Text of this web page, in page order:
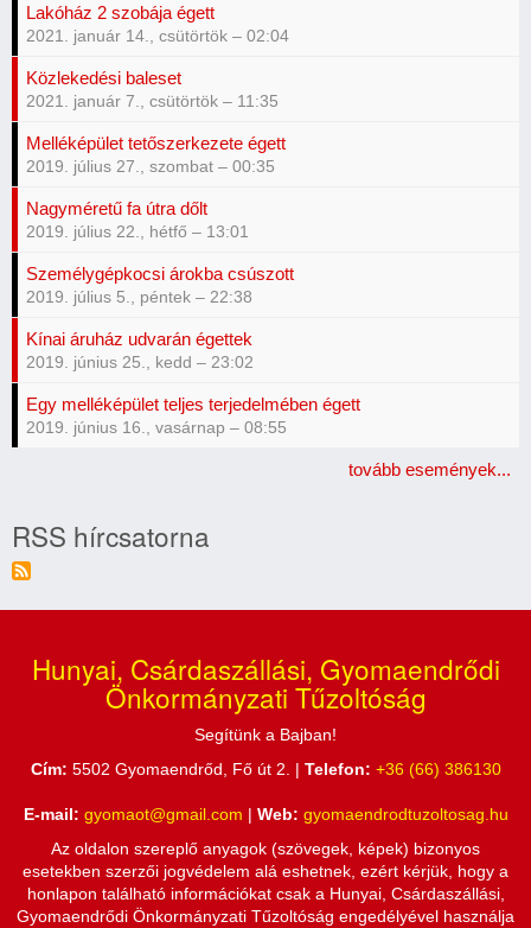
Lakóház 2 szobája égett
2021. január 14., csütörtök – 02:04
Közlekedési baleset
2021. január 7., csütörtök – 11:35
Melléképület tetőszerkezete égett
2019. július 27., szombat – 00:35
Nagyméretű fa útra dőlt
2019. július 22., hétfő – 13:01
Személygépkocsi árokba csúszott
2019. július 5., péntek – 22:38
Kínai áruház udvarán égettek
2019. június 25., kedd – 23:02
Egy melléképület teljes terjedelmében égett
2019. június 16., vasárnap – 08:55
tovább események...
RSS hírcsatorna
Hunyai, Csárdaszállási, Gyomaendrődi
Önkormányzati Tűzoltóság
Segítünk a Bajban!
Cím: 5502 Gyomaendrőd, Fő út 2. | Telefon: +36 (66) 386130
E-mail: gyomaot@gmail.com Web: gyomaendrodtuzoltosag.hu
Az oldalon szereplő anyagok (szövegek, képek) bizonyos
esetekben szerzői jogvédelem alá eshetnek, ezért kérjük, hogy a
honlapon található információkat csak a Hunyai, Csárdaszállási,
Gyomaendrődi Önkormányzati Tűzoltóság engedélyével használja